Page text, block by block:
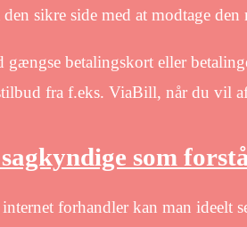
sikre side med at modtage
gængse betalingskort eller
fra f.eks. ViaBill, når du vil
som
forhandler kan man ideelt